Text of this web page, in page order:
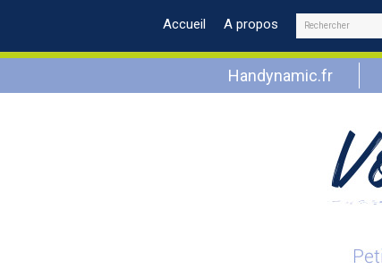
Accueil A propos Rechercher
Handynamic.fr